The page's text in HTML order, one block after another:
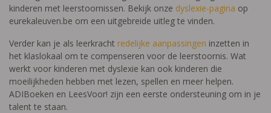
kinderen met leerstoornissen. Bekijk onze dyslexie-pagina op
eurekaleuven.be om een uitgebreide uitleg te vinden.
Verder kan je als leerkracht redelijke aanpassingen inzetten in
het klaslokaal om te compenseren voor de leerstoornis. Wat
werkt voor kinderen met dyslexie kan ook kinderen die
moeilijkheden hebben met lezen, spellen en meer helpen.
ADIBoeken en LeesVoor! zijn een eerste ondersteuning om in je
talent te staan.